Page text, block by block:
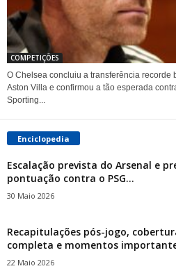
COMPETIÇÕES
O Chelsea concluiu a transferência recorde
Aston Villa e confirmou a tão esperada
Sporting...
Enciclopedia
Escalação prevista do Arsenal e
pontuação contra o PSG...
30 Maio 2026
Recapitulações pós-jogo,
completa e momentos
22 Maio 2026